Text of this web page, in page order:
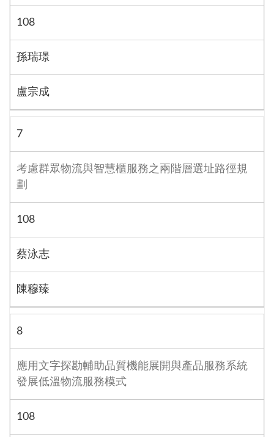
108
孫瑞璟
盧宗成
7
考慮群眾物流與智慧櫃服務之兩階層選址路徑規
劃
108
蔡泳志
陳穆臻
8
應用文字探勘輔助品質機能展開與產品服務系統
發展低溫物流服務模式
108